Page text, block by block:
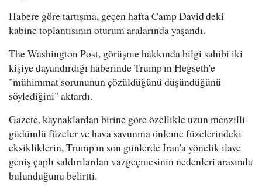
Habere göre tartışma, geçen hafta Camp David'deki
kabine toplantısının oturum aralarında yaşandı.
The Washington Post, görüşme hakkında bilgi sahibi iki
kişiye dayandırdığı haberinde Trump'ın Hegseth'e
"mühimmat sorununun çözüldüğünü düşündüğünü
söylediğini" aktardı.
Gazete, kaynaklardan birine göre özellikle uzun menzilli
güdümlü füzeler ve hava savunma önleme füzelerindeki
eksikliklerin, Trump'ın son günlerde İran'a yönelik ilave
geniş çaplı saldırılardan vazgeçmesinin nedenleri arasında
bulunduğunu belirtti.